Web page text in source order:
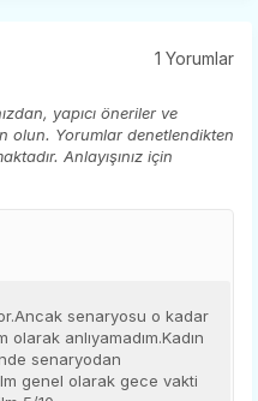
1 Yorumlar
yapıcı öneriler ve
olun. Yorumlar denetlendikten
Anlayışınız için
senaryosu o kadar
anlıyamadım.Kadın
senaryodan
genel olarak gece vakti